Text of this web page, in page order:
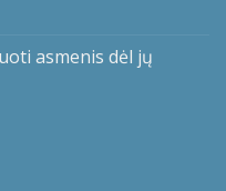
asmenis dėl jų